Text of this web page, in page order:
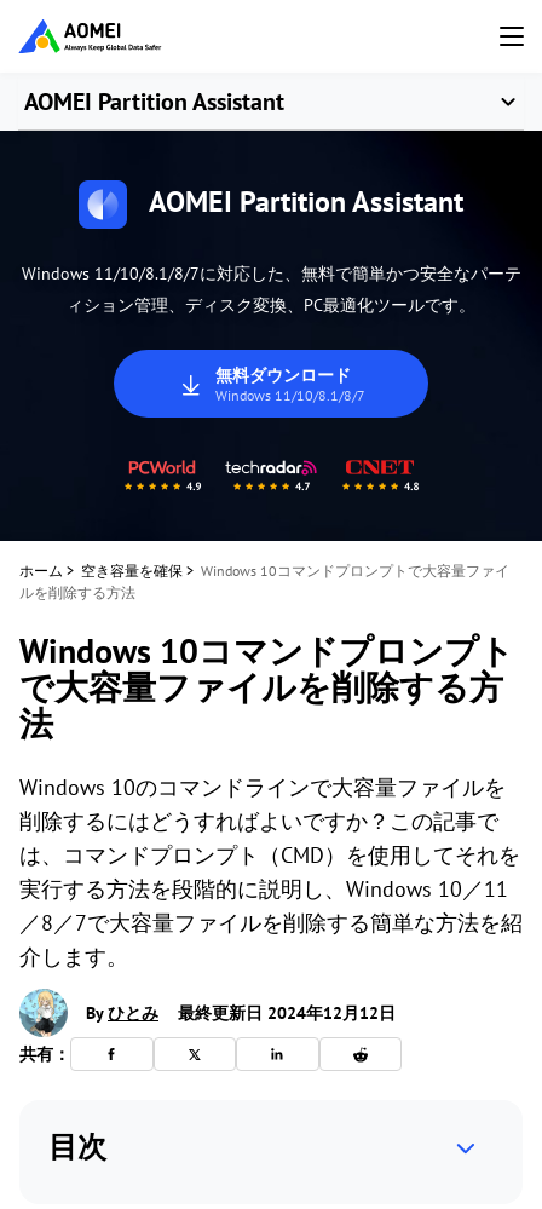
AOMEI Partition Assistant
AOMEI Partition Assistant
Windows 11/10/8.1/8/7に対応した、無料で簡単かつ安全なパーテ
ィション管理、ディスク変換、PC最適化ツールです。
無料ダウンロード
Windows 11/10/8.1/8/7
ホーム > 空き容量を確保 > Windows 10コマンドプロンプトで大容量ファイ
ルを削除する方法
Windows 10コマンドプロンプト
で大容量ファイルを削除する方
法
Windows 10のコマンドラインで大容量ファイルを
削除するにはどうすればよいですか？この記事で
は、コマンドプロンプト（CMD）を使用してそれを
実行する方法を段階的に説明し、Windows 10／11
／8／7で大容量ファイルを削除する簡単な方法を紹
介します。
Byひとみ
最終更新日 2024年12月12日
共有：
目次